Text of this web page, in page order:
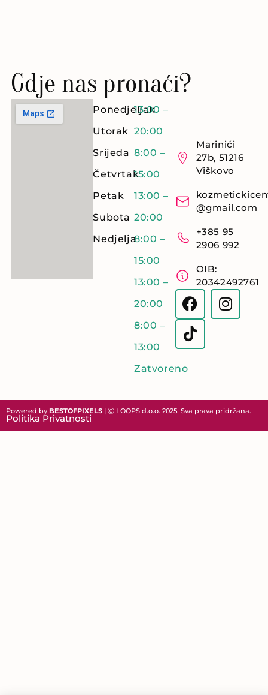
Gdje nas pronaći?
Ponedjeljak
Utorak
Srijeda
Četvrtak
Petak
Subota
Nedjelja
13:00 –
20:00
8:00 –
15:00
13:00 –
20:00
8:00 –
15:00
13:00 –
20:00
8:00 –
13:00
Zatvoreno
Marinići
27b, 51216
Viškovo
@gmail.com
+385 95
2906 992
OIB:
20342492761
Powered by BESTOFPIXELS | Ⓒ LOOPS d.o.o. 2025. Sva prava pridržana.
Politika Privatnosti